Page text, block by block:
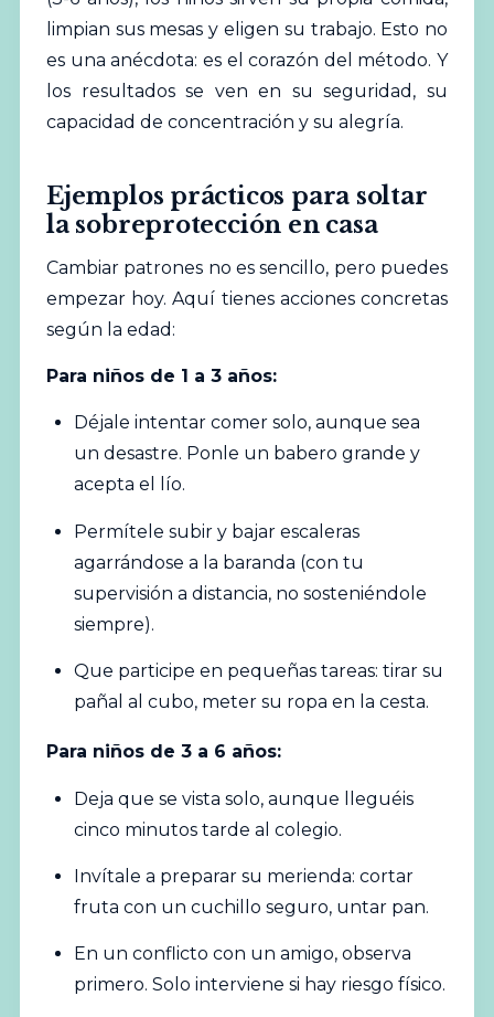
limpian sus mesas y eligen su trabajo. Esto no
es una anécdota: es el corazón del método. Y
los resultados se ven en su seguridad, su
capacidad de concentración y su alegría.
Ejemplos prácticos para soltar
la sobreprotección en casa
Cambiar patrones no es sencillo, pero puedes
empezar hoy. Aquí tienes acciones concretas
según la edad:
Para niños de 1 a 3 años:
Déjale intentar comer solo, aunque sea
un desastre. Ponle un babero grande y
acepta el lío.
Permítele subir y bajar escaleras
agarrándose a la baranda (con tu
supervisión a distancia, no sosteniéndole
siempre).
Que participe en pequeñas tareas: tirar su
pañal al cubo, meter su ropa en la cesta.
Para niños de 3 a 6 años:
Deja que se vista solo, aunque lleguéis
cinco minutos tarde al colegio.
Invítale a preparar su merienda: cortar
fruta con un cuchillo seguro, untar pan.
En un conflicto con un amigo, observa
primero. Solo interviene si hay riesgo físico.